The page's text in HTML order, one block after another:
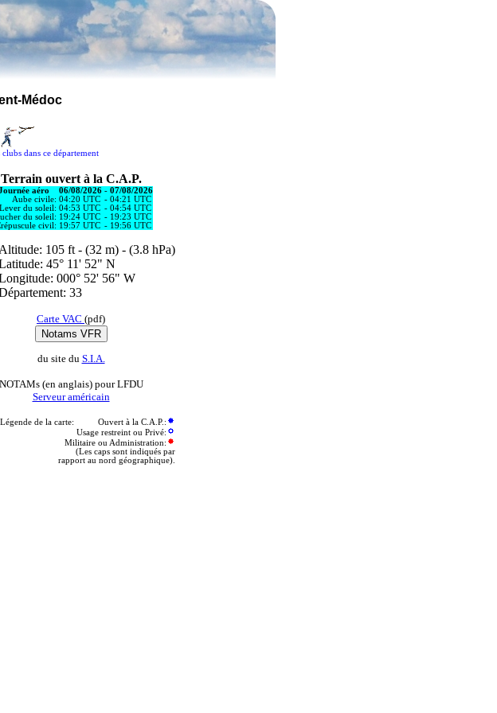
Médoc
dans ce département
Terrain ouvert à la C.A.P.
aéro 06/08/2026- 07/08/2026
Aube civile: 04:20 UTC - 04:21 UTC
Lever du soleil: 04:53 UTC - 04:54 UTC
du soleil: 19:24 UTC - 19:23 UTC
civil: 19:57 UTC - 19:56 UTC
Altitude: 105 ft - (32 m) - (3.8 hPa)
45° 11' 52" N
000° 52' 56" W
33
Carte VAC (pdf)
du site du S.I.A.
NOTAMs (en anglais) pour LFDU
Serveur américain
Légende de la carte: Ouvert à la C.A.P.:
Usage restreint ou Privé:
Militaire ou Administration:
(Les caps sont indiqués par
rapport au nord géographique).